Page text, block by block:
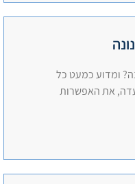
ומדוע כמעט כל
את האפשרות